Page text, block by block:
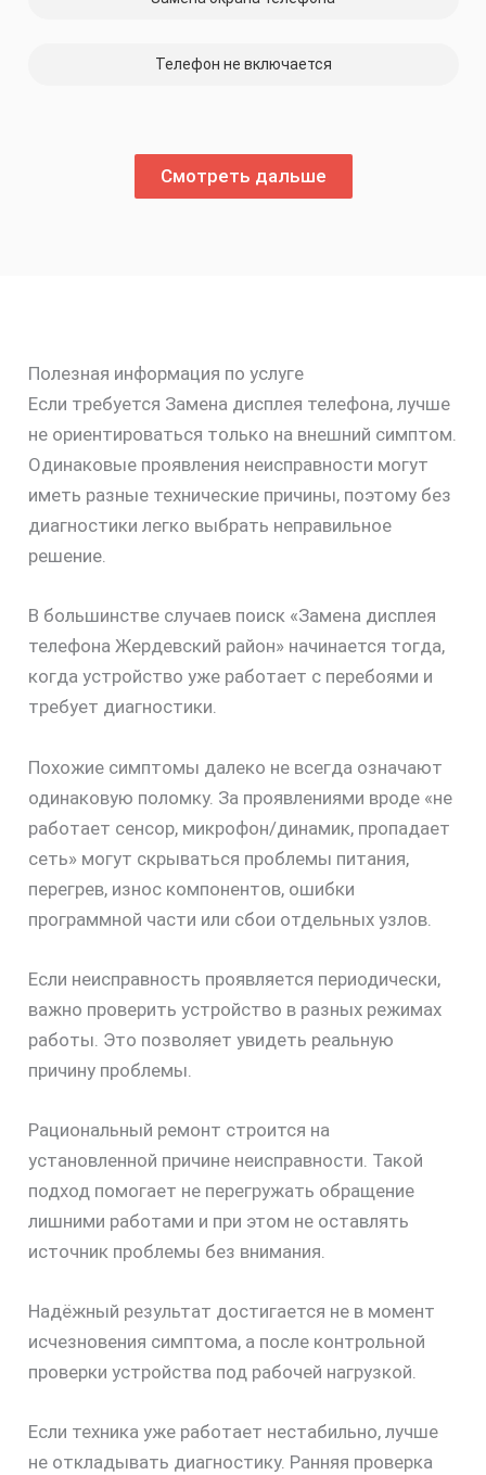
Телефон не включается
Смотреть дальше
Полезная информация по услуге
Если требуется Замена дисплея телефона, лучше
не ориентироваться только на внешний симптом.
Одинаковые проявления неисправности могут
иметь разные технические причины, поэтому без
диагностики легко выбрать неправильное
решение.
В большинстве случаев поиск «Замена дисплея
телефона Жердевский район» начинается тогда,
когда устройство уже работает с перебоями и
требует диагностики.
Похожие симптомы далеко не всегда означают
одинаковую поломку. За проявлениями вроде «не
работает сенсор, микрофон/динамик, пропадает
сеть» могут скрываться проблемы питания,
перегрев, износ компонентов, ошибки
программной части или сбои отдельных узлов.
Если неисправность проявляется периодически,
важно проверить устройство в разных режимах
работы. Это позволяет увидеть реальную
причину проблемы.
Рациональный ремонт строится на
установленной причине неисправности. Такой
подход помогает не перегружать обращение
лишними работами и при этом не оставлять
источник проблемы без внимания.
Надёжный результат достигается не в момент
исчезновения симптома, а после контрольной
проверки устройства под рабочей нагрузкой.
Если техника уже работает нестабильно, лучше
не откладывать диагностику. Ранняя проверка